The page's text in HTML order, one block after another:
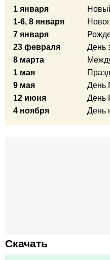
1 января
1-6, 8 января
7 января
23 февраля
День
8 марта
1 мая
9 мая
День
12 июня
День
4 ноября
День
Скачать